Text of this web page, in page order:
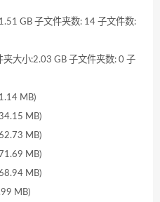
GB 子文件夹数: 14 子文件数:
大小:2.03 GB 子文件夹数: 0 子
MB)
MB)
MB)
MB)
MB)
MB)